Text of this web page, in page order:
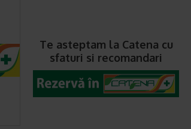
Te asteptam la Catena cu
sfaturi si recomandari